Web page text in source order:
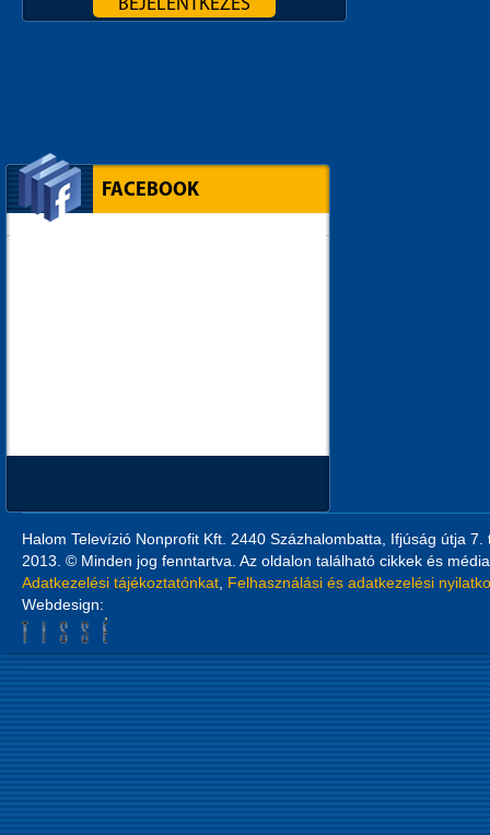
FACEBOOK
Halom Televízió Nonprofit Kft. 2440 Százhalombatta, Ifjúság útja
2013. © Minden jog fenntartva. Az oldalon található cikkek és
Adatkezelési tájékoztatónkat Felhasználási és adatkezelési
Webdesign: